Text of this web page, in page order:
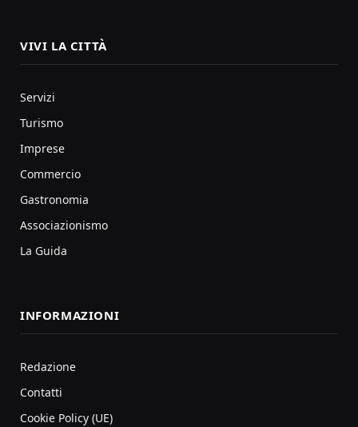
VIVI LA CITTÀ
Servizi
Turismo
Imprese
Commercio
Gastronomia
Associazionismo
La Guida
INFORMAZIONI
Redazione
Contatti
Cookie Policy (UE)